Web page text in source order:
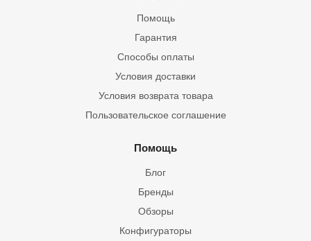
Помощь
Гарантия
Способы оплаты
Условия доставки
Условия возврата товара
Пользовательское соглашение
Помощь
Блог
Бренды
Обзоры
Конфигураторы